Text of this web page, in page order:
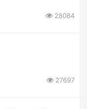
28084
27697